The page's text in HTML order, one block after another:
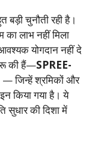
बड़ी चुनौती रही है।
लाभ नहीं मिला
योगदान नहीं दे
की हैं—SPREE-
— जिन्हें श्रमिकों और
किया गया है। ये
सुधार की दिशा में